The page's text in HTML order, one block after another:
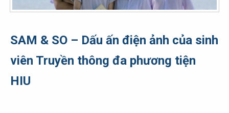
SAM & SO – Dấu ấn điện ảnh của sinh
viên Truyền thông đa phương tiện
HIU